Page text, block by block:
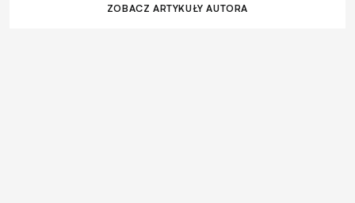
ZOBACZ ARTYKUŁY AUTORA